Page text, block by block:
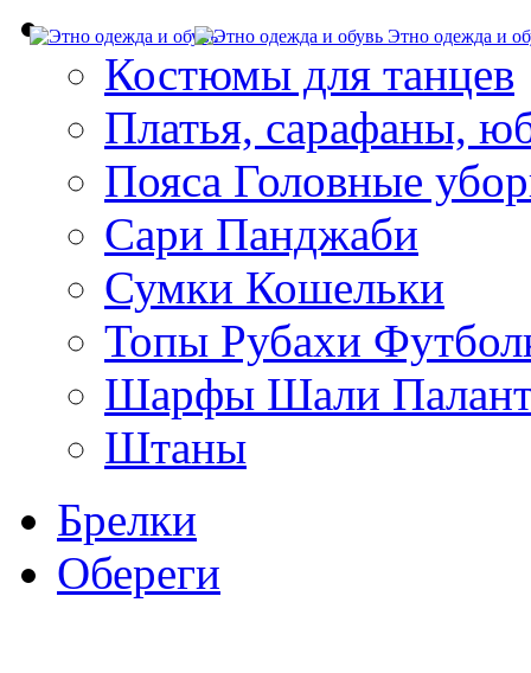
Этно одежда и
Костюмы для танцев
Платья, сарафаны,
Пояса Головные
Сари Панджаби
Сумки Кошельки
Топы Рубахи
Шарфы Шали
Штаны
Брелки
Обереги